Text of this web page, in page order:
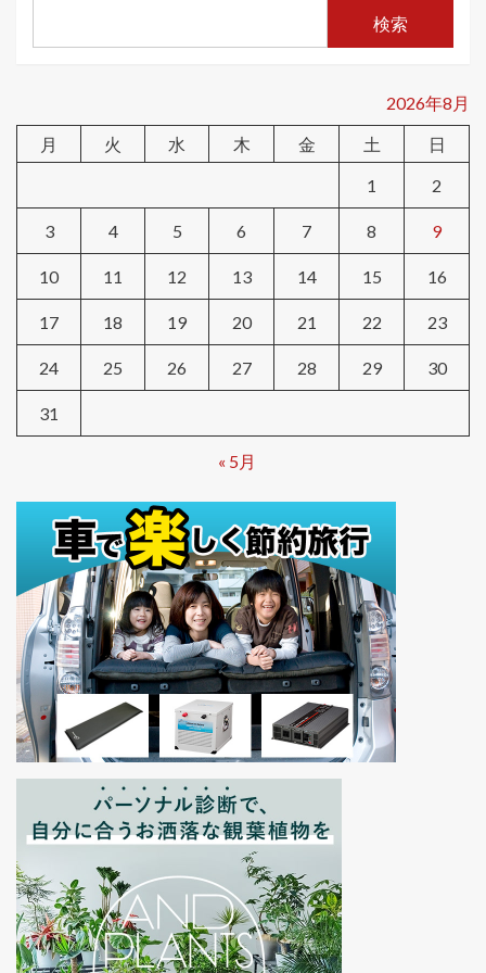
検索
2026年8月
月
火 水 木 金 土
日
1
2
3 4 5 6 7 8 9
10 11 12 13 14 15 16
17 18 19 20 21 22 23
24 25 26 27 28 29 30
31
« 5月